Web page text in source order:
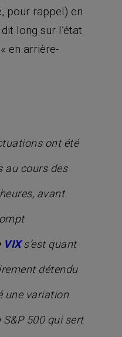
pour rappel) en
long sur l’état
en arrière-
ont été
au cours des
avant
VIXs’est quant
détendu
une variation
500 qui sert